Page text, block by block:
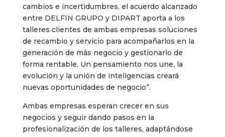
cambios e incertidumbres, el acuerdo alcanzado
entre DELFIN GRUPO y DIPART aporta a los
talleres clientes de ambas empresas soluciones
de recambio y servicio para acompañarlos en la
generación de más negocio y gestionarlo de
forma rentable. Un pensamiento nos une, la
evolución y la unión de inteligencias creará
nuevas oportunidades de negocio”.
Ambas empresas esperan crecer en sus
negocios y seguir dando pasos en la
profesionalización de los talleres, adaptándose